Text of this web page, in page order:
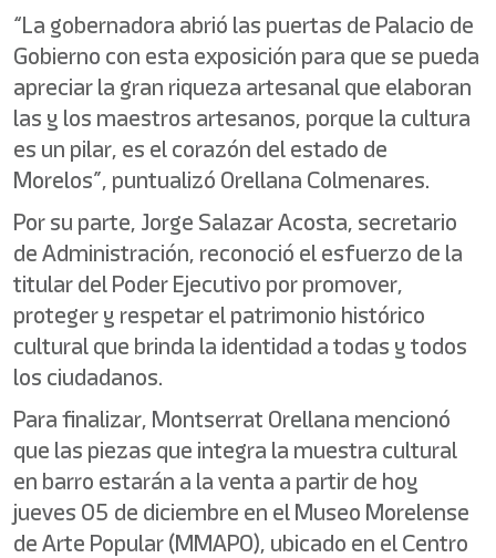
“La gobernadora abrió las puertas de Palacio de
Gobierno con esta exposición para que se pueda
apreciar la gran riqueza artesanal que elaboran
las y los maestros artesanos, porque la cultura
es un pilar, es el corazón del estado de
Morelos”, puntualizó Orellana Colmenares.
Por su parte, Jorge Salazar Acosta, secretario
de Administración, reconoció el esfuerzo de la
titular del Poder Ejecutivo por promover,
proteger y respetar el patrimonio histórico
cultural que brinda la identidad a todas y todos
los ciudadanos.
Para finalizar, Montserrat Orellana mencionó
que las piezas que integra la muestra cultural
en barro estarán a la venta a partir de hoy
jueves 05 de diciembre en el Museo Morelense
de Arte Popular (MMAPO), ubicado en el Centro